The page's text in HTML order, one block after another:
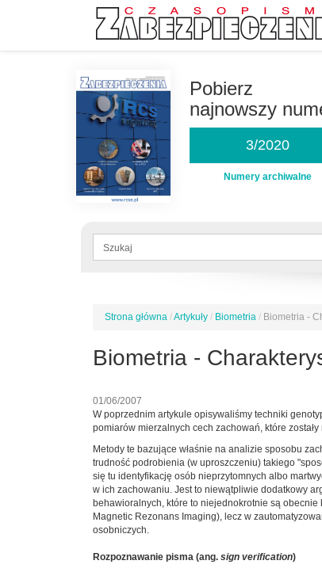
Pobierz
najnowszy
3/2020
Numery archiwalne
Formularz
Jesteś
Strona główna /Artykuły / Biometria / Biometria -
Biometria -
01/06/2007
W poprzednim artykule opisywaliśmy techniki
pomiarów mierzalnych cech zachowań, które
Metody te bazujące właśnie na analizie sposobu
trudność podrobienia (w uproszczeniu) takiego
się tu identyfikację osób nieprzytomnych albo
w ich zachowaniu. Jest to niewątpliwie dodatkowy
behawioralnych, które to niejednokrotnie są
Magnetic Rezonans Imaging), lecz w
osobniczych.
Rozpoznawanie pisma (ang. sign verification)